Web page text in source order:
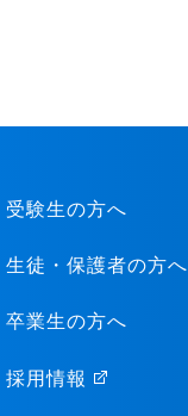
受験生の方へ
生徒・保護者の方へ
卒業生の方へ
採用情報